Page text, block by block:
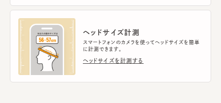
ヘッドサイズ計測
スマートフォンのカメラを使ってヘッドサイズを簡単
に計測できます。
ヘッドサイズを計測する